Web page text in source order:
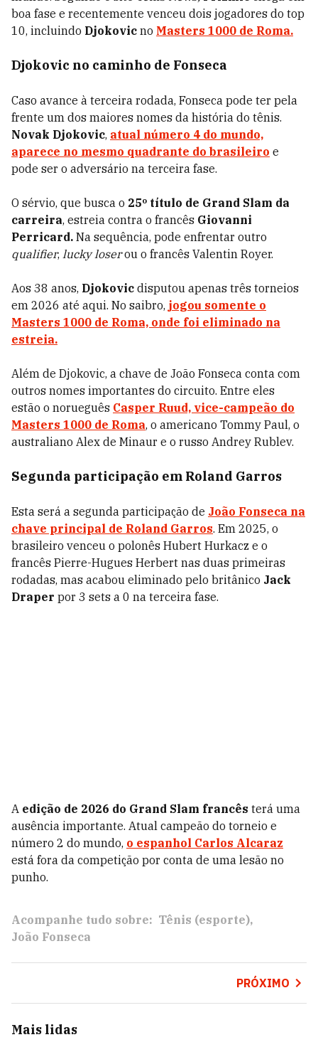
boa fase e recentemente venceu dois jogadores do top
10, incluindo Djokovic no Masters 1000 de Roma.
Djokovic no caminho de Fonseca
Caso avance à terceira rodada, Fonseca pode ter pela
frente um dos maiores nomes da história do tênis.
Novak Djokovic, atual número 4 do mundo,
aparece no mesmo quadrante do brasileiro e
pode ser o adversário na terceira fase.
O sérvio, que busca o 25º título de Grand Slam da
carreira, estreia contra o francês Giovanni
Perricard. Na sequência, pode enfrentar outro
qualifier, lucky loserou o francês Valentin Royer.
Aos 38 anos, Djokovic disputou apenas três torneios
em 2026 até aqui. No saibro, jogou somente o
Masters 1000 de Roma, onde foi eliminado na
estreia.
Além de Djokovic, a chave de João Fonseca conta com
outros nomes importantes do circuito. Entre eles
estão o norueguês Casper Ruud, vice-campeão do
Masters 1000 de Roma, o americano Tommy Paul, o
australiano Alex de Minaur e o russo Andrey Rublev.
Segunda participação em Roland Garros
Esta será a segunda participação de João Fonseca na
chave principal de Roland Garros. Em 2025, o
brasileiro venceu o polonês Hubert Hurkacz e o
francês Pierre-Hugues Herbert nas duas primeiras
rodadas, mas acabou eliminado pelo britânico Jack
Draper por 3 sets a 0 na terceira fase.
A edição de 2026 do Grand Slam francês terá uma
ausência importante. Atual campeão do torneio e
número 2 do mundo, o espanhol Carlos Alcaraz
está fora da competição por conta de uma lesão no
punho.
Acompanhe tudo sobre: Tênis (esporte)
João Fonseca
PRÓXIMO
Mais lidas